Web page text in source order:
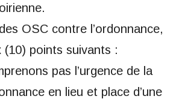
OSC contre l’ordonnance,
(10) points suivants :
pas l’urgence de la
en lieu et place d’une